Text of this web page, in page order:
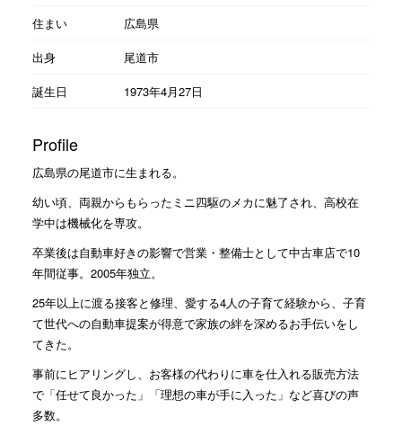
住まい
広島県
出身
尾道市
誕生日
1973年4月27日
Profile
広島県の尾道市に生まれる。
幼い頃、両親からもらったミニ四駆のメカに魅了され、高校在
学中は機械化を専攻。
卒業後は自動車好きの影響で営業・整備士として中古車店で10
年間従事。2005年独立。
25年以上に渡る接客と修理、愛する4人の子育て経験から、子育
て世代への自動車提案が得意で家族の絆を深めるお手伝いをし
てきた。
事前にヒアリングし、お客様の代わりに車を仕入れる販売方法
で「任せて良かった」「理想の車が手に入った」など喜びの声
多数。